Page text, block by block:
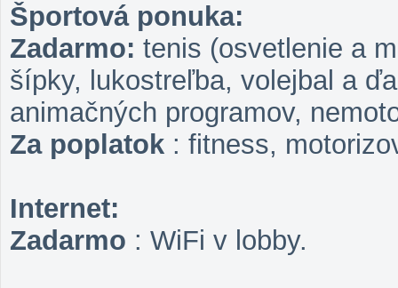
Športová ponuka:
Zadarmo: tenis (osvetlenie a
šípky, lukostreľba, volejbal a
animačných programov,
Za poplatok : fitness,
Internet:
Zadarmo : WiFi v lobby.